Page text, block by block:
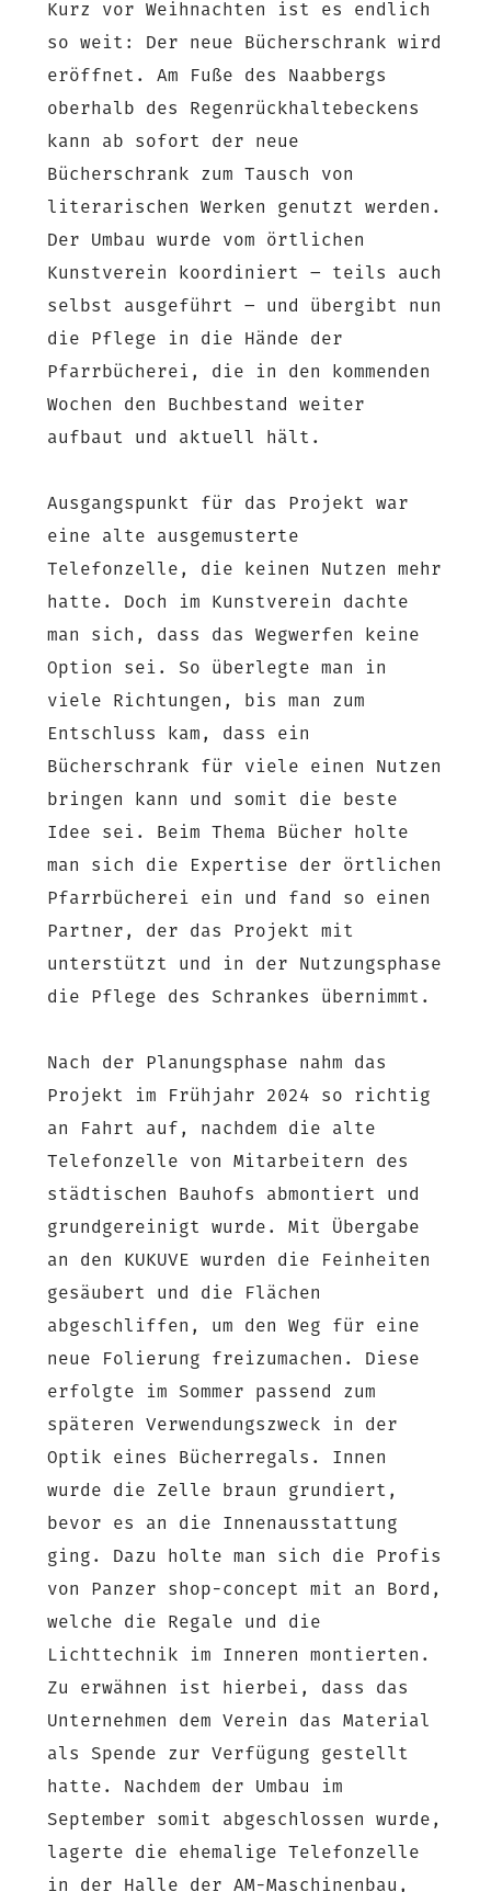
Kurz vor Weihnachten ist es endlich
so weit: Der neue Bücherschrank wird
eröffnet. Am Fuße des Naabbergs
oberhalb des Regenrückhaltebeckens
kann ab sofort der neue
Bücherschrank zum Tausch von
literarischen Werken genutzt werden.
Der Umbau wurde vom örtlichen
Kunstverein koordiniert – teils auch
selbst ausgeführt – und übergibt nun
die Pflege in die Hände der
Pfarrbücherei, die in den kommenden
Wochen den Buchbestand weiter
aufbaut und aktuell hält.
Ausgangspunkt für das Projekt war
eine alte ausgemusterte
Telefonzelle, die keinen Nutzen mehr
hatte. Doch im Kunstverein dachte
man sich, dass das Wegwerfen keine
Option sei. So überlegte man in
viele Richtungen, bis man zum
Entschluss kam, dass ein
Bücherschrank für viele einen Nutzen
bringen kann und somit die beste
Idee sei. Beim Thema Bücher holte
man sich die Expertise der örtlichen
Pfarrbücherei ein und fand so einen
Partner, der das Projekt mit
unterstützt und in der Nutzungsphase
die Pflege des Schrankes übernimmt.
Nach der Planungsphase nahm das
Projekt im Frühjahr 2024 so richtig
an Fahrt auf, nachdem die alte
Telefonzelle von Mitarbeitern des
städtischen Bauhofs abmontiert und
grundgereinigt wurde. Mit Übergabe
an den KUKUVE wurden die Feinheiten
gesäubert und die Flächen
abgeschliffen, um den Weg für eine
neue Folierung freizumachen. Diese
erfolgte im Sommer passend zum
späteren Verwendungszweck in der
Optik eines Bücherregals. Innen
wurde die Zelle braun grundiert,
bevor es an die Innenausstattung
ging. Dazu holte man sich die Profis
von Panzer shop-concept mit an Bord,
welche die Regale und die
Lichttechnik im Inneren montierten.
Zu erwähnen ist hierbei, dass das
Unternehmen dem Verein das Material
als Spende zur Verfügung gestellt
hatte. Nachdem der Umbau im
September somit abgeschlossen wurde,
lagerte die ehemalige Telefonzelle
in der Halle der AM-Maschinenbau,